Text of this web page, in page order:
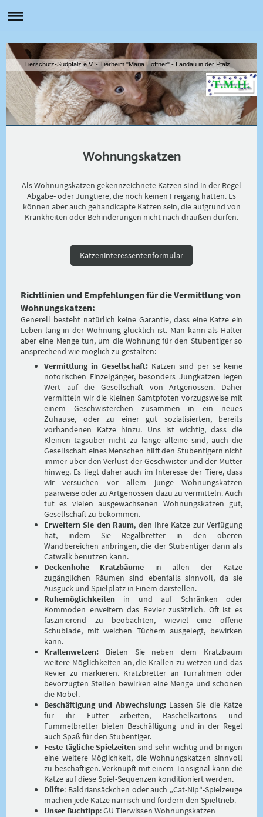
Tierschutz-Südpfalz e.V. - Tierheim "Maria Höffner" - Landau in der Pfalz
Wohnungskatzen
Als Wohnungskatzen gekennzeichnete Katzen sind in der Regel
Abgabe- oder Jungtiere, die noch keinen Freigang hatten. Es
können aber auch gehandicapte Katzen sein, die aufgrund von
Krankheiten oder Behinderungen nicht nach draußen dürfen.
Katzeninteressentenformular
Richtlinien und Empfehlungen für die Vermittlung von
Wohnungskatzen:
Generell besteht natürlich keine Garantie, dass eine Katze ein
Leben lang in der Wohnung glücklich ist. Man kann als Halter
aber eine Menge tun, um die Wohnung für den Stubentiger so
ansprechend wie möglich zu gestalten:
Vermittlung in Gesellschaft: Katzen sind per se keine
notorischen Einzelgänger, besonders Jungkatzen legen
Wert auf die Gesellschaft von Artgenossen. Daher
vermitteln wir die kleinen Samtpfoten vorzugsweise mit
einem Geschwisterchen zusammen in ein neues
Zuhause, oder zu einer gut sozialisierten, bereits
vorhandenen Katze hinzu. Uns ist wichtig, dass die
Kleinen tagsüber nicht zu lange alleine sind, auch die
Gesellschaft eines Menschen hilft den Stubentigern nicht
immer über den Verlust der Geschwister und der Mutter
hinweg. Es liegt daher auch im Interesse der Tiere, dass
wir versuchen vor allem junge Wohnungskatzen
paarweise oder zu Artgenossen dazu zu vermitteln. Auch
tut es vielen ausgewachsenen Wohnungskatzen gut,
Gesellschaft zu bekommen.
Erweitern Sie den Raum, den Ihre Katze zur Verfügung
hat, indem Sie Regalbretter in den oberen
Wandbereichen anbringen, die der Stubentiger dann als
Catwalk benutzen kann.
Deckenhohe Kratzbäume in allen der Katze
zugänglichen Räumen sind ebenfalls sinnvoll, da sie
Ausguck und Spielplatz in Einem darstellen.
Ruhemöglichkeiten in und auf Schränken oder
Kommoden erweitern das Revier zusätzlich. Oft ist es
faszinierend zu beobachten, wieviel eine offene
Schublade, mit weichen Tüchern ausgelegt, bewirken
kann.
Krallenwetzen: Bieten Sie neben dem Kratzbaum
weitere Möglichkeiten an, die Krallen zu wetzen und das
Revier zu markieren. Kratzbretter an Türrahmen oder
bevorzugten Stellen bewirken eine Menge und schonen
die Möbel.
Beschäftigung und Abwechslung:Lassen Sie die Katze
für ihr Futter arbeiten, Raschelkartons und
Fummelbretter bieten Beschäftigung und in der Regel
auch Spaß für den Stubentiger.
Feste tägliche Spielzeiten sind sehr wichtig und bringen
eine weitere Möglichkeit, die Wohnungskatzen sinnvoll
zu beschäftigen. Verknüpft mit einem Tonsignal kann die
Katze auf diese Spiel-Sequenzen konditioniert werden.
Düfte: Baldriansäckchen oder auch „Cat-Nip“-Spielzeuge
machen jede Katze närrisch und fördern den Spieltrieb.
Unser Buchtipp: GU Tierwissen Wohnungskatzen